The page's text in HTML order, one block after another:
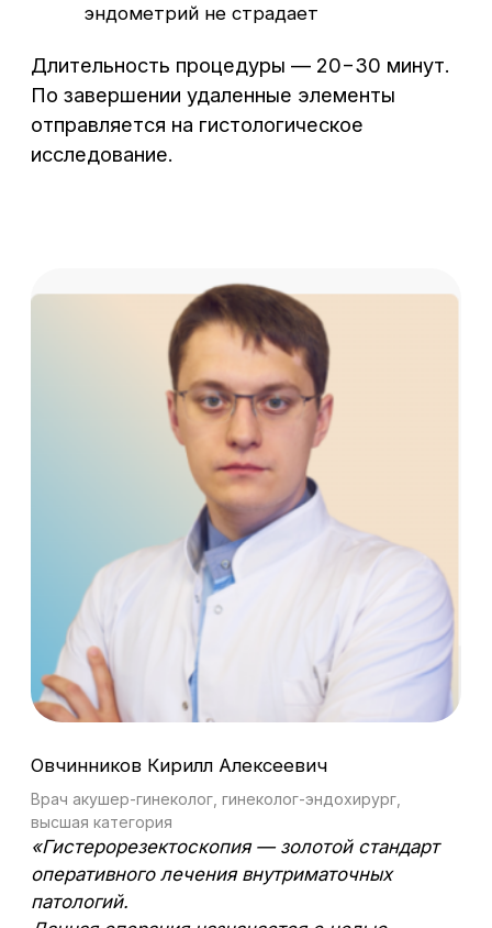
Успех операции при этом в значительной
инструментарием. Применение
многофункционального резектоскопа
руки хирурга, позволяет производить
иссечение патологических структур
Подготовка к операции
Плановая гистерорезектоскопия
по удалению миомы, полипа матки,
рассечения синехий проводится на 5−9
день менструального цикла, когда слой
эндометрия еще не нарос. Несмотря
на малоинвазивное вмешательство, доктор
выдает памятку по подготовке к операции.
Прежде всего, требуется пройти
комплексное обследование:
сделать УЗИ органов малого таза;
сдать анализ общий и биохимический
анализы крови;
сдать общий анализ мочи;
сдать мазок из влагалища;
определить группу крови и резус-
сдать коагулограмму;
сделать ЭКГ;